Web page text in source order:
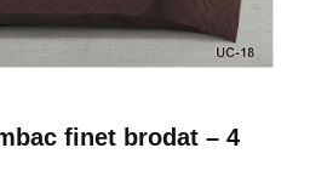
finet brodat – 4